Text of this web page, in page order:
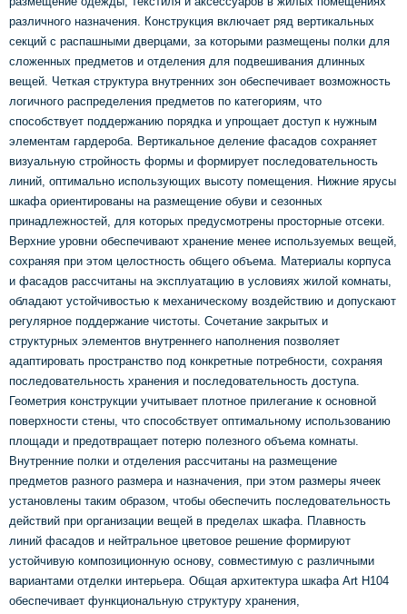
различного назначения. Конструкция включает ряд вертикальных
секций с распашными дверцами, за которыми размещены полки для
сложенных предметов и отделения для подвешивания длинных
вещей. Четкая структура внутренних зон обеспечивает возможность
логичного распределения предметов по категориям, что
способствует поддержанию порядка и упрощает доступ к нужным
элементам гардероба. Вертикальное деление фасадов сохраняет
визуальную стройность формы и формирует последовательность
линий, оптимально использующих высоту помещения. Нижние ярусы
шкафа ориентированы на размещение обуви и сезонных
принадлежностей, для которых предусмотрены просторные отсеки.
Верхние уровни обеспечивают хранение менее используемых вещей,
сохраняя при этом целостность общего объема. Материалы корпуса
и фасадов рассчитаны на эксплуатацию в условиях жилой комнаты,
обладают устойчивостью к механическому воздействию и допускают
регулярное поддержание чистоты. Сочетание закрытых и
структурных элементов внутреннего наполнения позволяет
адаптировать пространство под конкретные потребности, сохраняя
последовательность хранения и последовательность доступа.
Геометрия конструкции учитывает плотное прилегание к основной
поверхности стены, что способствует оптимальному использованию
площади и предотвращает потерю полезного объема комнаты.
Внутренние полки и отделения рассчитаны на размещение
предметов разного размера и назначения, при этом размеры ячеек
установлены таким образом, чтобы обеспечить последовательность
действий при организации вещей в пределах шкафа. Плавность
линий фасадов и нейтральное цветовое решение формируют
устойчивую композиционную основу, совместимую с различными
вариантами отделки интерьера. Общая архитектура шкафа Art H104
обеспечивает функциональную структуру хранения,